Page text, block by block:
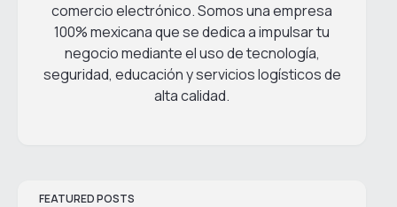
comercio electrónico. Somos una empresa
100% mexicana que se dedica a impulsar tu
negocio mediante el uso de tecnología,
seguridad, educación y servicios logísticos de
alta calidad.
FEATURED POSTS